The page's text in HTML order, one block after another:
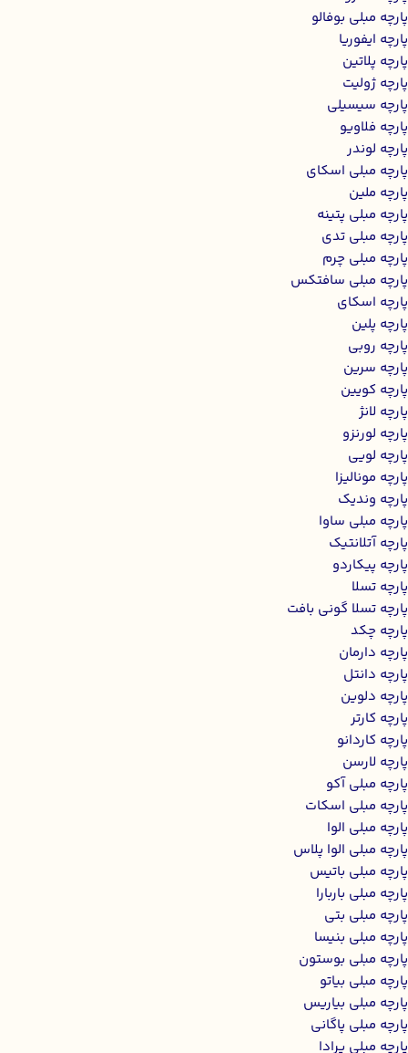
پارچه مبلی بوفالو
پارچه ایفوریا
پارچه پلاتین
پارچه ژولیت
پارچه سیسیلی
پارچه فلاویو
پارچه لوندر
پارچه مبلی اسکای
پارچه ملین
پارچه مبلی پتینه
پارچه مبلی تدی
پارچه مبلی چرم
پارچه مبلی سافتکس
پارچه اسکای
پارچه پلین
پارچه روبی
پارچه سرین
پارچه کویین
پارچه لانژ
پارچه لورنزو
پارچه لویی
پارچه مونالیزا
پارچه وندیک
پارچه مبلی ساوا
پارچه آتلانتیک
پارچه پیکاردو
پارچه تسلا
پارچه تسلا گونی بافت
پارچه چکد
پارچه دارمان
پارچه دانتل
پارچه دلوین
پارچه کارتر
پارچه کاردانو
پارچه لارسن
پارچه مبلی آکو
پارچه مبلی اسکات
پارچه مبلی الوا
پارچه مبلی الوا پلاس
پارچه مبلی باتیس
پارچه مبلی باربارا
پارچه مبلی بتی
پارچه مبلی بنیسا
پارچه مبلی بوستون
پارچه مبلی بیاتو
پارچه مبلی بیاریس
پارچه مبلی پاگانی
پارچه مبلی پرادا